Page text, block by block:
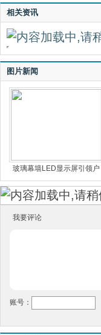
相关资讯
图片新闻
玻璃幕墙LED显示屏引领户
我要评论
账号：